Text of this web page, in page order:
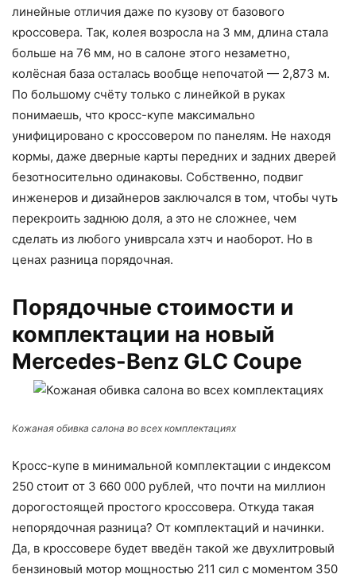
линейные отличия даже по кузову от базового
кроссовера. Так, колея возросла на 3 мм, длина стала
больше на 76 мм, но в салоне этого незаметно,
колёсная база осталась вообще непочатой — 2,873 м.
По большому счёту только с линейкой в руках
понимаешь, что кросс-купе максимально
унифицировано с кроссовером по панелям. Не находя
кормы, даже дверные карты передних и задних дверей
безотносительно одинаковы. Собственно, подвиг
инженеров и дизайнеров заключался в том, чтобы чуть
перекроить заднюю доля, а это не сложнее, чем
сделать из любого униврсала хэтч и наоборот. Но в
ценах разница порядочная.
Порядочные стоимости и
комплектации на новый
Mercedes-Benz GLС Coupe
Кожаная обивка салона во всех комплектациях
Кросс-купе в минимальной комплектации с индексом
250 стоит от 3 660 000 рублей, что почти на миллион
дорогостоящей простого кроссовера. Откуда такая
непорядочная разница? От комплектаций и начинки.
Да, в кроссовере будет введён такой же двухлитровый
бензиновый мотор мощностью 211 сил с моментом 350